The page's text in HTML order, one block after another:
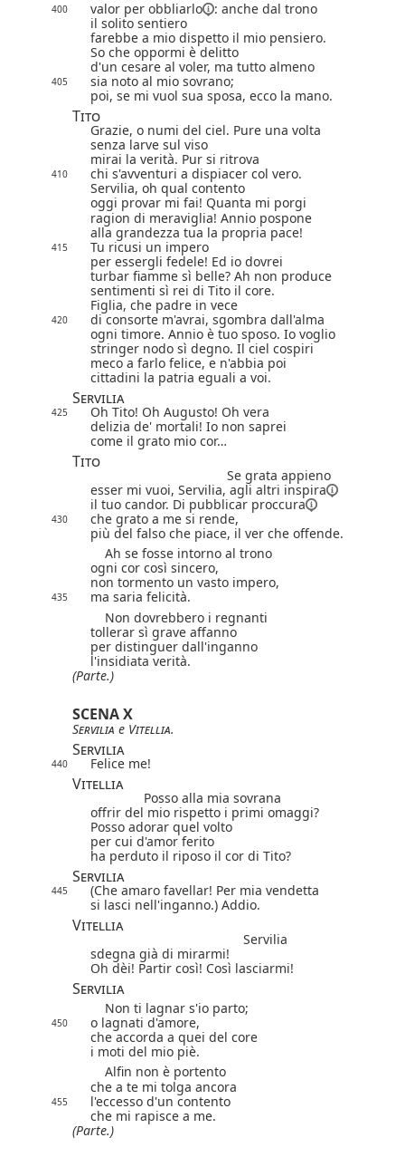
400 valor per obbliarlo
: anche dal trono
il solito sentiero
farebbe a mio dispetto il mio pensiero.
So che oppormi è delitto
d'un cesare al voler, ma tutto almeno
405
sia noto al mio sovrano;
poi, se mi vuol sua sposa, ecco la mano.
Tito
Grazie, o numi del ciel. Pure una volta
senza larve sul viso
mirai la verità. Pur si ritrova
410
chi s'avventuri a dispiacer col vero.
Servilia, oh qual contento
oggi provar mi fai! Quanta mi porgi
ragion di meraviglia! Annio pospone
alla grandezza tua la propria pace!
415
Tu ricusi un impero
per essergli fedele! Ed io dovrei
turbar fiamme sì belle? Ah non produce
sentimenti sì rei di Tito il core.
Figlia, che padre in vece
420
di consorte m'avrai, sgombra dall'alma
ogni timore. Annio è tuo sposo. Io voglio
stringer nodo sì degno. Il ciel cospiri
meco a farlo felice, e n'abbia poi
cittadini la patria eguali a voi.
Servilia
425
Oh Tito! Oh Augusto! Oh vera
delizia de' mortali! Io non saprei
come il grato mio cor…
Tito
Se grata appieno
esser mi vuoi, Servilia, agli altri inspira
il tuo candor. Di pubblicar proccura
430
che grato a me si rende,
più del falso che piace, il ver che offende.
Ah se fosse intorno al trono
ogni cor così sincero,
non tormento un vasto impero,
435
ma saria felicità.
Non dovrebbero i regnanti
tollerar sì grave affanno
per distinguer dall'inganno
l'insidiata verità.
(Parte.)
SCENA X
Servilia e Vitellia.
Servilia
440 Felice me!
Vitellia
Posso alla mia sovrana
offrir del mio rispetto i primi omaggi?
Posso adorar quel volto
per cui d'amor ferito
ha perduto il riposo il cor di Tito?
Servilia
445
(Che amaro favellar! Per mia vendetta
si lasci nell'inganno.) Addio.
Vitellia
Servilia
sdegna già di mirarmi!
Oh dèi! Partir così! Così lasciarmi!
Servilia
Non ti lagnar s'io parto;
450
o lagnati d'amore,
che accorda a quei del core
i moti del mio piè.
Alfin non è portento
che a te mi tolga ancora
455
l'eccesso d'un contento
che mi rapisce a me.
(Parte.)